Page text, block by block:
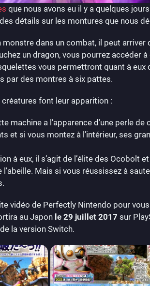
que nous avons eu il y a quelques
des détails sur les montures que nous
dans un combat, il peut
un dragon, vous pourrez accéder
vous permettront quant à
par des montres à six pattes.
créatures font leur apparition :
machine a l’apparence d’une perle
et si vous montez à l’intérieur, ses
à eux, il s’agit de l’élite des Ocobolt
l’abeille. Mais si vous réussissez à
vidéo de Perfectly Nintendo pour
au Japon le 29 juillet 2017 sur
la version Switch.